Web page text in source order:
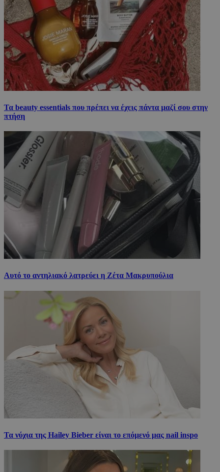
Τα beauty essentials που πρέπει να έχεις πάντα μαζί σου στην
πτήση
Αυτό το αντηλιακό λατρεύει η Ζέτα Μακρυπούλια
Τα νύχια της Hailey Bieber είναι το επόμενό μας nail inspo